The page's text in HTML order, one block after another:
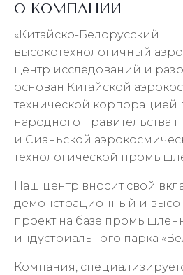
О КОМПАНИИ
«Китайско-Белорусский
высокотехнологичный
центр исследований и
основан Китайской
технической
народного
и Сианьской
технологической
Наш центр вносит свой
демонстрационный и
проект на базе
индустриального парка
Компания,